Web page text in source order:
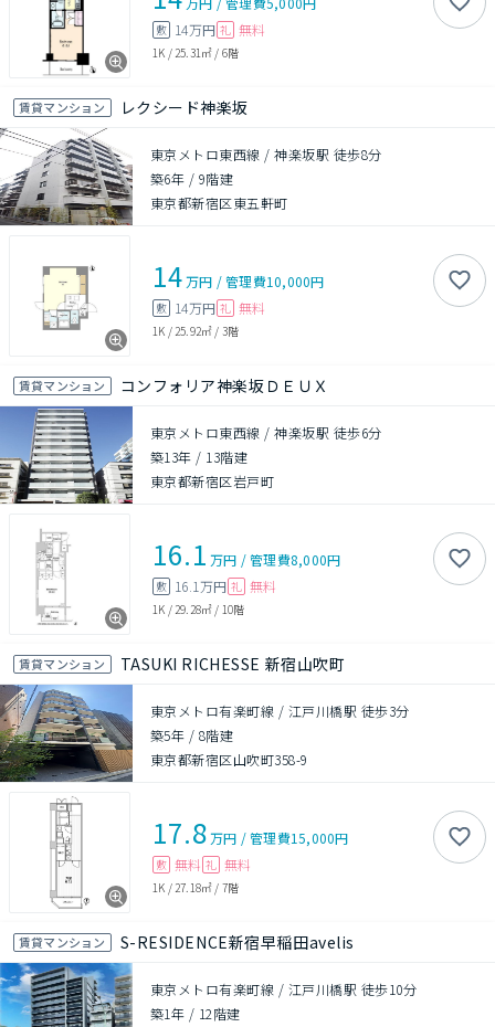
敷 14万円 礼 無料
1K / 25.31㎡ / 6階
賃貸マンション レクシード神楽坂
東京メトロ東西線 / 神楽坂駅 徒歩8分
築6年 / 9階建
東京都新宿区東五軒町
14万円 /管理費10,000円
敷 14万円 礼 無料
1K / 25.92㎡ / 3階
賃貸マンション コンフォリア神楽坂ＤＥＵＸ
東京メトロ東西線 / 神楽坂駅 徒歩6分
築13年 / 13階建
東京都新宿区岩戸町
16.1 万円 /管理費8,000円
敷 16.1万円 礼 無料
1K / 29.28㎡ / 10階
賃貸マンション TASUKI RICHESSE 新宿山吹町
東京メトロ有楽町線 / 江戸川橋駅 徒歩3分
築5年 / 8階建
東京都新宿区山吹町358-9
17.8万円 /管理費15,000円
敷 無料 礼 無料
1K / 27.18㎡ / 7階
賃貸マンション S-RESIDENCE新宿早稲田avelis
東京メトロ有楽町線 / 江戸川橋駅 徒歩10分
築1年 / 12階建